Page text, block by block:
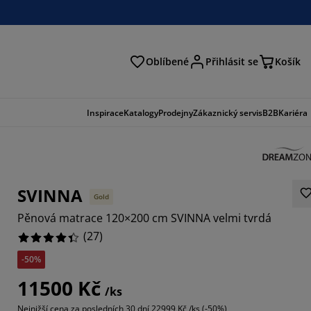
Oblíbené Přihlásit se Košík
InspiraceKatalogyProdejnyZákaznický servisB2BKariéra
SVINNA Gold
Pěnová matrace 120×200 cm SVINNA velmi tvrdá
(27)
-50%
11500 Kč /ks
Nejnižší cena za posledních 30 dní 22999 Kč /ks (-50%)